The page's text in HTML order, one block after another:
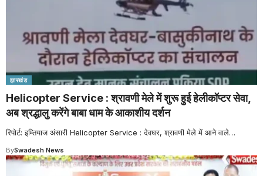
झारखंड
Helicopter Service : श्रावणी मेले में शुरू हुई हेलीकॉप्टर सेवा,
अब श्रद्धालु करेंगे बाबा धाम के आकाशीय दर्शन
रिपोर्ट: इम्तियाज अंसारी Helicopter Service : देवघर, श्रावणी मेले में आने वाले…
BySwadesh News